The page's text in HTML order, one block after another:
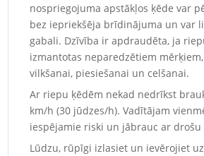
nospriegojuma apstākļos ķēde var
bez iepriekšēja brīdinājuma un var
gabali. Dzīvība ir apdraudēta, ja
izmantotas neparedzētiem
vilkšanai, piesiešanai un celšanai.
Ar riepu ķēdēm nekad nedrīkst
km/h (30 jūdzes/h). Vadītājam
iespējamie riski un jābrauc ar
Lūdzu, rūpīgi izlasiet un ievērojiet